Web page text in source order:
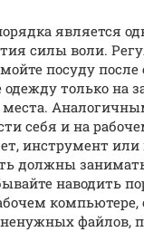
является
силы воли.
посуду после
только на
себя и на
инструмент или
должны
наводить
компьютере,
файлов,